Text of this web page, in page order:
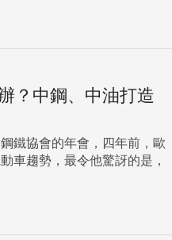
？中鋼、中油打造
鐵協會的年會，四年前，歐
車趨勢，最令他驚訝的是，